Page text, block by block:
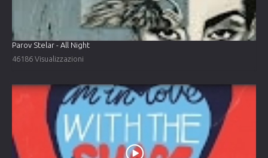
Parov Stelar - All Night
46186 Visualizzazioni